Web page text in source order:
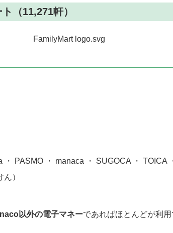
（11,271軒）
・ PASMO ・ manaca ・ SUGOCA ・ TOICA
）
以外の電子マネーであればほとんどが利